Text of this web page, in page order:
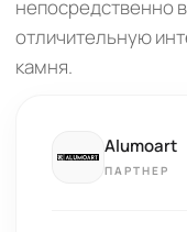
непосредственно
отличительную
камня.
Alumoart
ПАРТНЕР